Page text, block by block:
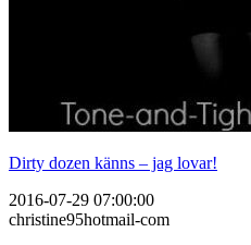
Dirty dozen känns – jag lovar!
2016-07-29 07:00:00
christine95hotmail-com